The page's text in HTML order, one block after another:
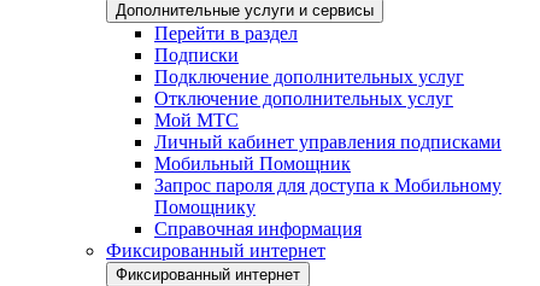
Дополнительные услуги и сервисы
Перейти в раздел
Подписки
Подключение дополнительных услуг
Отключение дополнительных услуг
Мой МТС
Личный кабинет управления подписками
Мобильный Помощник
Запрос пароля для доступа к Мобильному
Помощнику
Справочная информация
Фиксированный интернет
Фиксированный интернет